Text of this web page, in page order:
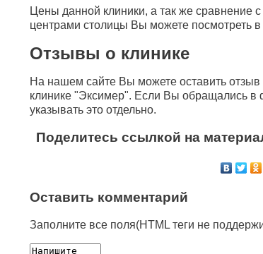
Цены данной клиники, а так же сравнение
центрами столицы Вы можете посмотреть в
Отзывы о клинике
На нашем сайте Вы можете оставить отзыв
клинике "Эксимер". Если Вы обращались в
указывать это отдельно.
Поделитесь ссылкой на
Оставить комментарий
Заполните все поля(HTML теги не